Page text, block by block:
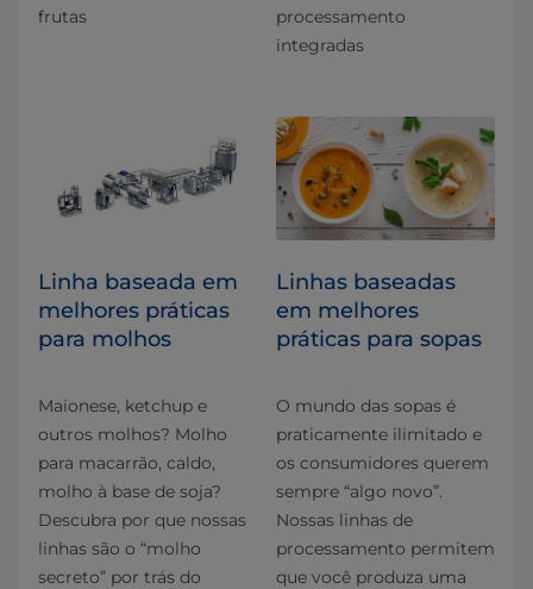
frutas
processamento
integradas
Linha baseada em
melhores práticas
para molhos
Maionese, ketchup e
outros molhos? Molho
para macarrão, caldo,
molho à base de soja?
Descubra por que nossas
linhas são o “molho
secreto” por trás do
Linhas baseadas
em melhores
práticas para sopas
O mundo das sopas é
praticamente ilimitado e
os consumidores querem
sempre “algo novo”.
Nossas linhas de
processamento permitem
que você produza uma